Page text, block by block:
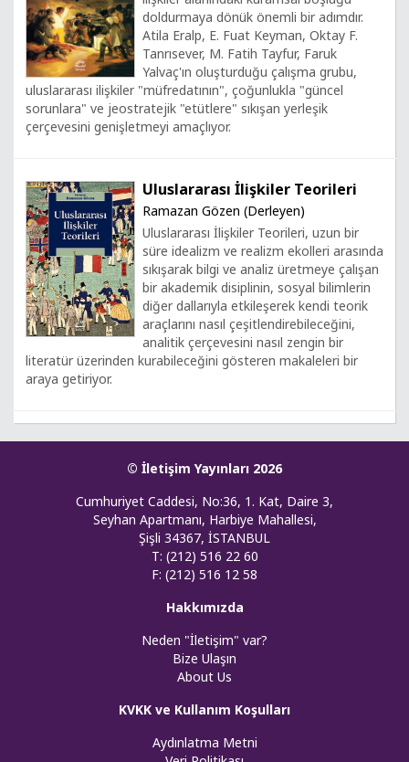
doldurmaya dönük önemli bir adımdır.
Atila Eralp, E. Fuat Keyman, Oktay F.
Tanrısever, M. Fatih Tayfur, Faruk
Yalvaç'ın oluşturduğu çalışma grubu,
uluslararası ilişkiler "müfredatının", çoğunlukla "güncel
sorunlara" ve jeostratejik "etütlere" sıkışan yerleşik
çerçevesini genişletmeyi amaçlıyor.
Uluslararası İlişkiler Teorileri
Ramazan Gözen (Derleyen)
Uluslararası İlişkiler Teorileri, uzun bir
süre idealizm ve realizm ekolleri arasında
sıkışarak bilgi ve analiz üretmeye çalışan
bir akademik disiplinin, sosyal bilimlerin
diğer dallarıyla etkileşerek kendi teorik
araçlarını nasıl çeşitlendirebileceğini,
analitik çerçevesini nasıl zengin bir
literatür üzerinden kurabileceğini gösteren makaleleri bir
araya getiriyor.
© İletişim Yayınları 2026
Cumhuriyet Caddesi, No:36, 1. Kat, Daire 3,
Seyhan Apartmanı, Harbiye Mahallesi,
Şişli 34367, İSTANBUL
T: (212) 516 22 60
F: (212) 516 12 58
Hakkımızda
Neden "İletişim" var?
Bize Ulaşın
About Us
KVKK ve Kullanım Koşulları
Aydınlatma Metni